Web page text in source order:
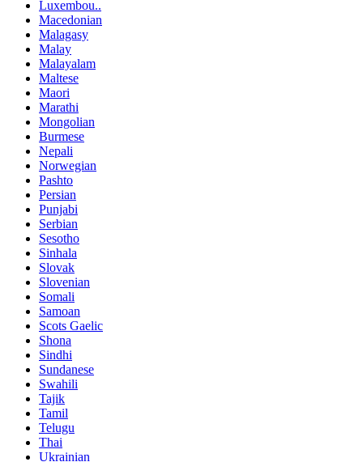
Luxembou..
Macedonian
Malagasy
Malay
Malayalam
Maltese
Maori
Marathi
Mongolian
Burmese
Nepali
Norwegian
Pashto
Persian
Punjabi
Serbian
Sesotho
Sinhala
Slovak
Slovenian
Somali
Samoan
Scots Gaelic
Shona
Sindhi
Sundanese
Swahili
Tajik
Tamil
Telugu
Thai
Ukrainian